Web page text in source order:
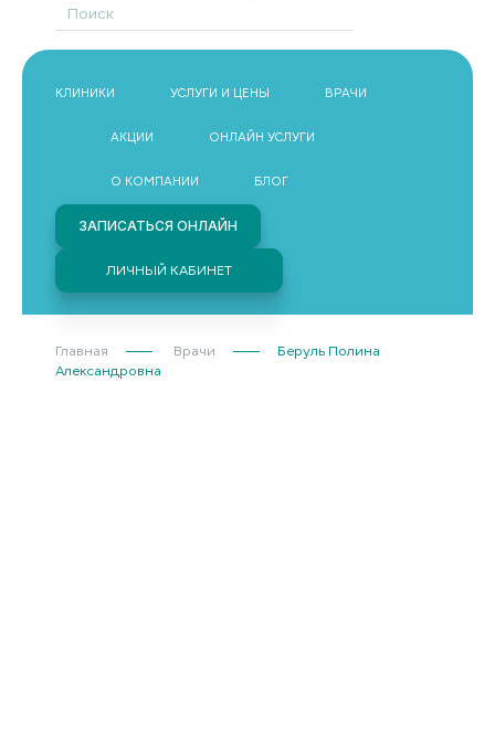
КЛИНИКИ УСЛУГИ И ЦЕНЫ ВРАЧИ
АКЦИИ ОНЛАЙН УСЛУГИ
О КОМПАНИИ БЛОГ
ЗАПИСАТЬСЯ ОНЛАЙН
ЛИЧНЫЙ КАБИНЕТ
Главная Врачи
Беруль Полина
Александровна